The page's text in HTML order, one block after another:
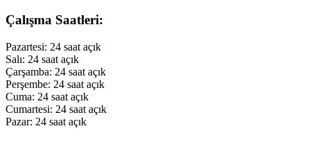
Çalışma Saatleri:
Pazartesi: 24 saat açık
Salı: 24 saat açık
Çarşamba: 24 saat açık
Perşembe: 24 saat açık
Cuma: 24 saat açık
Cumartesi: 24 saat açık
Pazar: 24 saat açık